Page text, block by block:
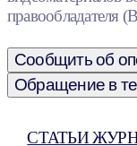
правообладателя
Сообщить об
Обращение в
СТАТЬИ